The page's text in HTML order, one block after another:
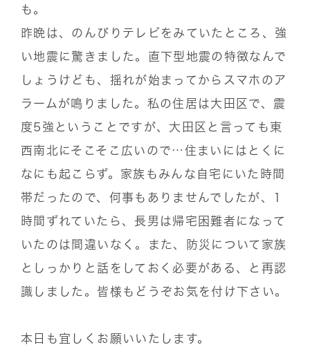
も。
昨晩は、のんびりテレビをみていたところ、強
い地震に驚きました。直下型地震の特徴なんで
しょうけども、揺れが始まってからスマホのア
ラームが鳴りました。私の住居は大田区で、震
度5強ということですが、大田区と言っても東
西南北にそこそこ広いので…住まいにはとくに
なにも起こらず。家族もみんな自宅にいた時間
帯だったので、何事もありませんでしたが、1
時間ずれていたら、長男は帰宅困難者になって
いたのは間違いなく。また、防災について家族
としっかりと話をしておく必要がある、と再認
識しました。皆様もどうぞお気を付け下さい。
本日も宜しくお願いいたします。